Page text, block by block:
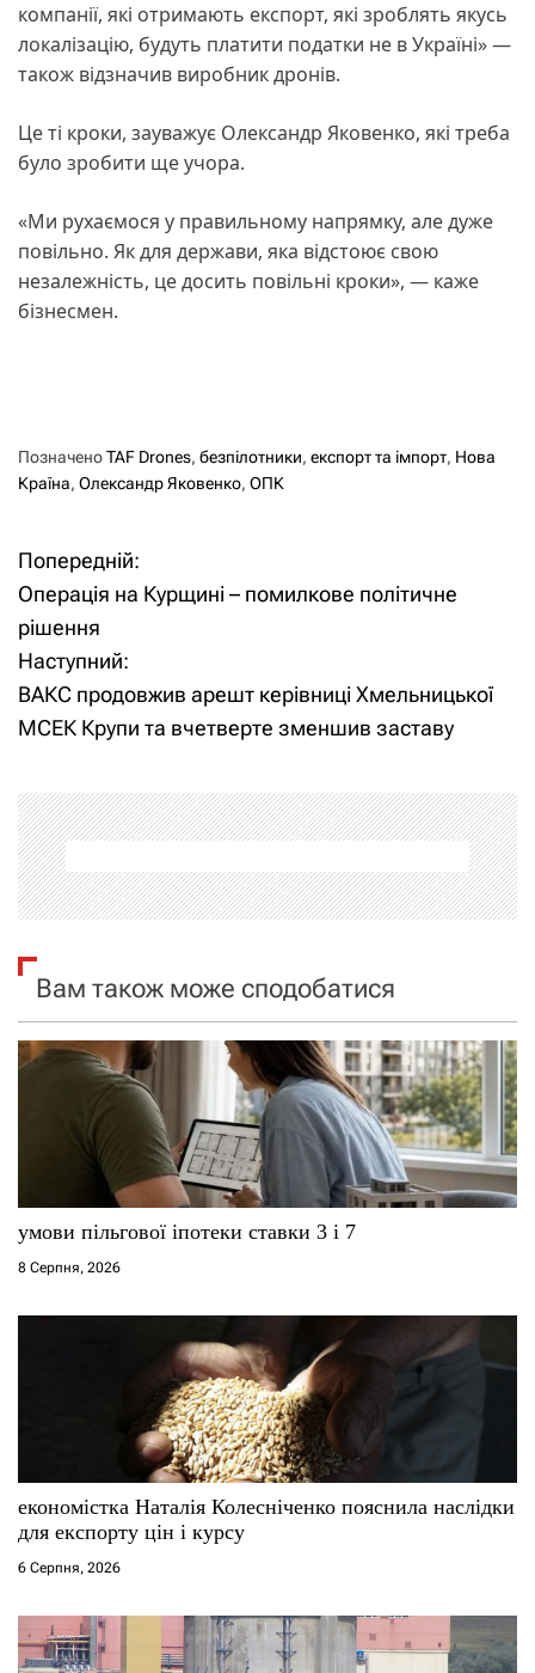
компанії, які отримають експорт, які зроблять якусь
локалізацію, будуть платити податки не в Україні» —
також відзначив виробник дронів.
Це ті кроки, зауважує Олександр Яковенко, які треба
було зробити ще учора.
«Ми рухаємося у правильному напрямку, але дуже
повільно. Як для держави, яка відстоює свою
незалежність, це досить повільні кроки», — каже
бізнесмен.
ПозначеноTAF Drones, безпілотники, експорт та імпорт, Нова
Країна, Олександр Яковенко, ОПК
Н
а
в
і
а
ц
і
я
з
с
Попередній:
Операція на Курщині – помилкове політичне
рішення
Наступний:
ВАКС продовжив арешт керівниці Хмельницької
МСЕК Крупи та вчетверте зменшив заставу
Вам також може сподобатися
умови пільгової іпотеки ставки 3 і 7
8 Серпня, 2026
економістка Наталія Колесніченко пояснила наслідки
для експорту цін і курсу
6 Серпня, 2026